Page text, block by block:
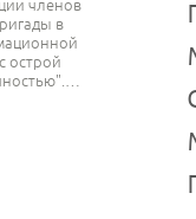
членов
в
острой